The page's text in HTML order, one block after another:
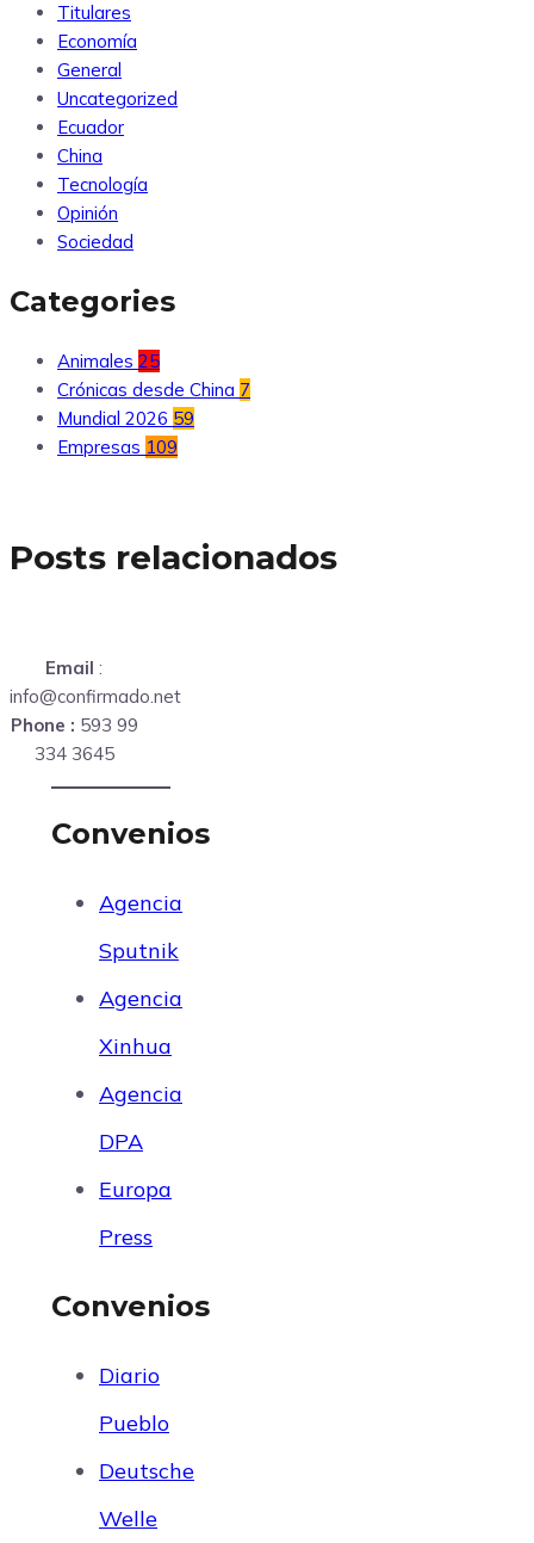
Titulares
Economía
General
Uncategorized
Ecuador
China
Tecnología
Opinión
Sociedad
Categories
Animales 25
Crónicas desde China 7
Mundial 2026 59
Empresas 109
Posts relacionados
Email :
info@confirmado.net
Phone : 593 99
334 3645
Convenios
Agencia
Sputnik
Agencia
Xinhua
Agencia
DPA
Europa
Press
Convenios
Diario
Pueblo
Deutsche
Welle